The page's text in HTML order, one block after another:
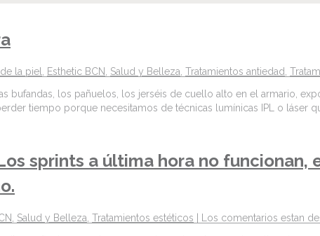
la piel Esthetic BCN Salud y Belleza Tratamientos antiedad
bufandas, los pañuelos, los jerséis de cuello alto en el armario,
tiempo porque necesitamos de técnicas lumínicas IPL o láser
sprints a última hora no
Salud y Belleza Tratamientos estéticos Los comentarios estan